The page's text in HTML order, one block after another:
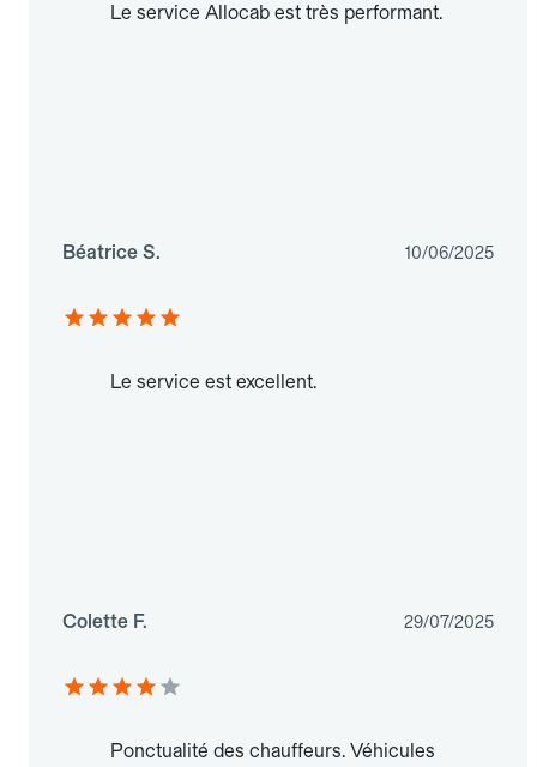
Le service Allocab est très performant.
Béatrice S. 10/06/2025
Le service est excellent.
Colette F. 29/07/2025
Ponctualité des chauffeurs. Véhicules